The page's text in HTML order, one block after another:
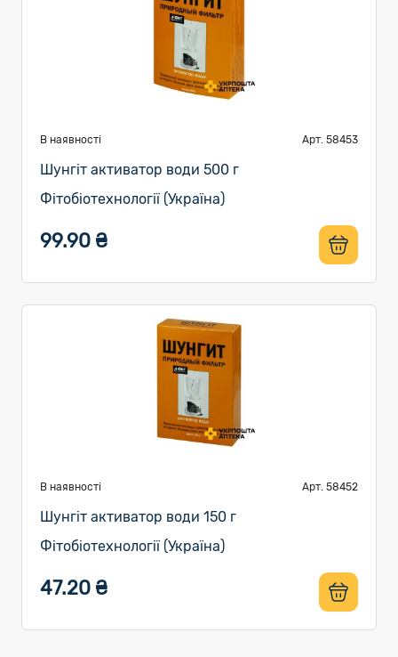
В наявності Арт. 58453
Шунгіт активатор води 500 г
Фітобіотехнології (Україна)
99.90 ₴
В наявності Арт. 58452
Шунгіт активатор води 150 г
Фітобіотехнології (Україна)
47.20 ₴